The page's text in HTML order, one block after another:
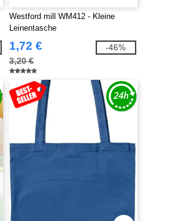
Westford mill WM412 - Kleine
Leinentasche
1,72 €
3,20 €
-46%